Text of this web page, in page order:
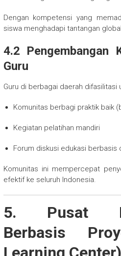
Dengan kompetensi yang
siswa menghadapi tantangan
4.2 Pengembangan
Guru
Guru di berbagai daerah difasilitasi
Komunitas berbagi praktik baik
Kegiatan pelatihan mandiri
Forum diskusi edukasi berbasis
Komunitas ini mempercepat
efektif ke seluruh Indonesia.
5. Pusat
Berbasis